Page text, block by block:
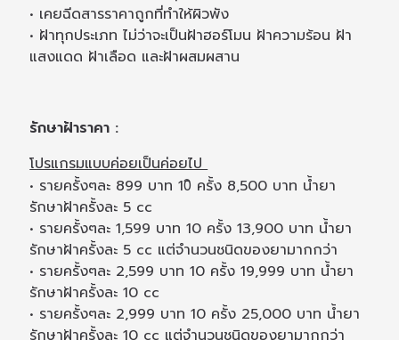
• เคยฉีดสารราคาถูกที่ทำให้ผิวพัง
• ฝ้าทุกประเภท ไม่ว่าจะเป็นฝ้าฮอร์โมน ฝ้าความร้อน ฝ้า
แสงแดด ฝ้าเลือด และฝ้าผสมผสาน
รักษาฝ้าราคา :
โปรแกรมแบบค่อยเป็นค่อยไป
• รายครั้งๆละ 899 บาท 10ิ ครั้ง 8,500 บาท น้ำยา
รักษาฝ้าครั้งละ 5 cc
• รายครั้งๆละ 1,599 บาท 10 ครั้ง 13,900 บาท น้ำยา
รักษาฝ้าครั้งละ 5 cc แต่จำนวนชนิดของยามากกว่า
• รายครั้งๆละ 2,599 บาท 10 ครั้ง 19,999 บาท น้ำยา
รักษาฝ้าครั้งละ 10 cc
• รายครั้งๆละ 2,999 บาท 10 ครั้ง 25,000 บาท น้ำยา
รักษาฝ้าครั้งละ 10 cc แต่จำนวนชนิดของยามากกว่า